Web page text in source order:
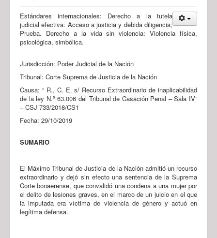
Estándares internacionales: Derecho a la tutela
judicial efectiva: Acceso a justicia y debida diligencia;
Prueba. Derecho a la vida sin violencia: Violencia física,
psicológica, simbólica.
Jurisdicción: Poder Judicial de la Nación
Tribunal: Corte Suprema de Justicia de la Nación
Causa: “ R., C. E. s/ Recurso Extraordinario de inaplicabilidad
de la ley N.º 63.006 del Tribunal de Casación Penal – Sala IV”
– CSJ 733/2018/CS1
Fecha: 29/10/2019
SUMARIO
El Máximo Tribunal de Justicia de la Nación admitió un recurso
extraordinario y dejó sin efecto una sentencia de la Suprema
Corte bonaerense, que convalidó una condena a una mujer por
el delito de lesiones graves, en el marco de un juicio en el que
la imputada era víctima de violencia de género y actuó en
legítima defensa.